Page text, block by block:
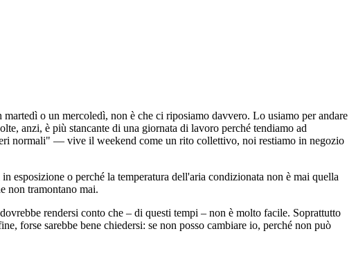
o un mercoledì, non è che ci riposiamo davvero. Lo usiamo per andare
anzi, è più stancante di una giornata di lavoro perché tendiamo ad
normali" — vive il weekend come un rito collettivo, noi restiamo in negozio
o perché la temperatura dell'aria condizionata non è mai quella
non tramontano mai.
rendersi conto che – di questi tempi – non è molto facile. Soprattutto
forse sarebbe bene chiedersi: se non posso cambiare io, perché non può